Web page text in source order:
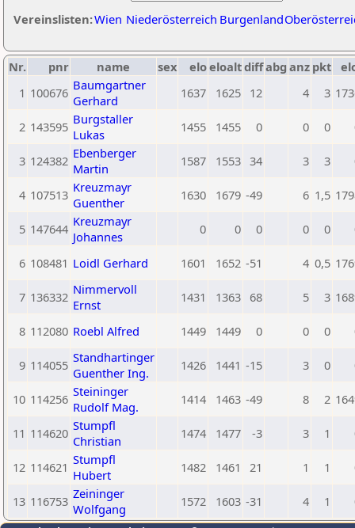
Vereinslisten:Wien Niederösterreich Burgenland
Nr. pnr name sex eloeloaltdiffabg anz pkt
1 100676 Baumgartner
Gerhard
1637 1625 12 4 3
2 143595 Burgstaller
Lukas
1455 1455 0 0 0
3 124382 Ebenberger
Martin
1587 1553 34 3 3
4 107513 Kreuzmayr
Guenther
1630 1679 -49 6 1,5
5 147644 Kreuzmayr
Johannes
0 0 0 0 0
6 108481 Loidl Gerhard 1601 1652 -51 4 0,5
7 136332 Nimmervoll
Ernst
1431 1363 68 5 3
8 112080 Roebl Alfred 1449 1449 0 0 0
9 114055 Standhartinger
Guenther Ing.
1426 1441 -15 3 0
10 114256 Steininger
Rudolf Mag.
1414 1463 -49 8 2
11 114620 Stumpfl
Christian
1474 1477 -3 3 1
12 114621 Stumpfl
Hubert
1482 1461 21 1 1
13 116753 Zeininger
Wolfgang
1572 1603 -31 4 1